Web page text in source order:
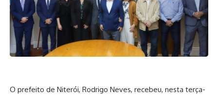
O prefeito de Niterói, Rodrigo Neves, recebeu, nesta terça-